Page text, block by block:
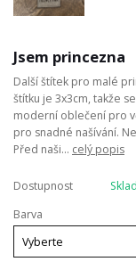
Jsem princezna
Další štítek pro malé
štítku je 3x3cm, takže
moderní oblečení pro
pro snadné našívání.
Před naši... celý popis
Dostupnost
Barva